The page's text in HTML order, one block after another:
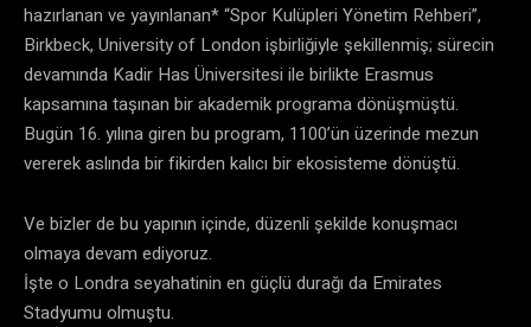
hazırlanan ve yayınlanan* “Spor Kulüpleri Yönetim Rehberi”,
Birkbeck, University of London işbirliğiyle şekillenmiş; sürecin
devamında Kadir Has Üniversitesi ile birlikte Erasmus
kapsamına taşınan bir akademik programa dönüşmüştü.
Bugün 16. yılına giren bu program, 1100’ün üzerinde mezun
vererek aslında bir fikirden kalıcı bir ekosisteme dönüştü.
Ve bizler de bu yapının içinde, düzenli şekilde konuşmacı
olmaya devam ediyoruz.
İşte o Londra seyahatinin en güçlü durağı da Emirates
Stadyumu olmuştu.